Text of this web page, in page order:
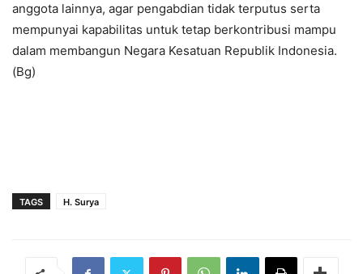
anggota lainnya, agar pengabdian tidak terputus serta
mempunyai kapabilitas untuk tetap berkontribusi mampu
dalam membangun Negara Kesatuan Republik Indonesia.
(Bg)
TAGS H. Surya